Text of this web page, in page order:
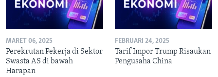
MARET 06, 2025
Perekrutan Pekerja di Sektor
Swasta AS di bawah
Harapan
FEBRUARI 24, 2025
Tarif Impor Trump Risaukan
Pengusaha China